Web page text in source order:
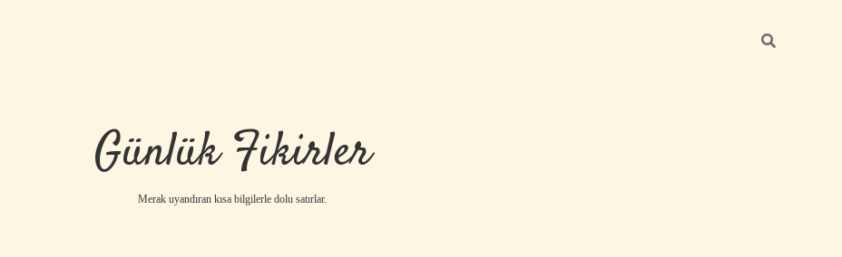
Günlük Fikirler
Merak uyandıran kısa bilgilerle dolu satırlar.